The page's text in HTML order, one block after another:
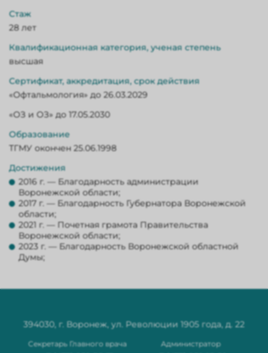
Стаж
28 лет
Квалификационная категория, ученая степень
высшая
Сертификат, аккредитация, срок действия
«Офтальмология» до 26.03.2029
«ОЗ и ОЗ» до 17.05.2030
Образование
ТГМУ окончен 25.06.1998
Достижения
2016 г. — Благодарность администрации
Воронежской области;
2017 г. — Благодарность Губернатора Воронежской
области;
2021 г. — Почетная грамота Правительства
Воронежской области;
2023 г. — Благодарность Воронежской областной
Думы;
394030, г. Воронеж, ул. Революции 1905 года, д. 22
Секретарь Главного врача Администратор